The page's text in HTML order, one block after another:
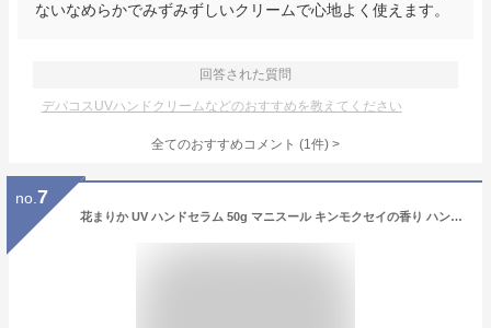
ないなめらかでみずみずしいクリームで心地よく使えます。
回答された質問
デパコスUVハンドクリームなどのおすすめを教えてください
全てのおすすめコメント (1件) >
no. 7
花まりか UV ハンドセラム 50g マニスール キンモクセイの香り ハンドクリーム 保湿 Botanicfolk (50g,キンモクセイ)